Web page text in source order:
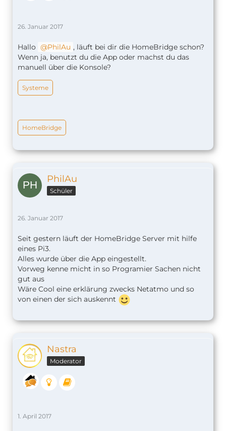
26. Januar 2017
Hallo PhilAu , läuft bei dir die HomeBridge schon?
Wenn ja, benutzt du die App oder machst du das
manuell über die Konsole?
Systeme
HomeBridge
PhilAu
Schüler
26. Januar 2017
Seit gestern läuft der HomeBridge Server mit hilfe
eines Pi3.
Alles wurde über die App eingestellt.
Vorweg kenne micht in so Programier Sachen nicht
gut aus
Wäre Cool eine erklärung zwecks Netatmo und so
von einen der sich auskennt
Nastra
Moderator
1. April 2017